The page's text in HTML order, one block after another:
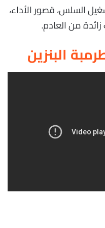
السلس، قصور الأداء،
زائدة من العادم.
البنزين